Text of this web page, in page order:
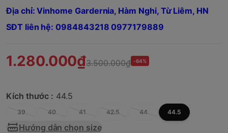
Địa chỉ: Vinhome Gardernia, Hàm Nghi, Từ Liêm, HN
SĐT liên hệ: 0984843218 0977179889
1.280.000₫3.500.000₫ -64%
Kích thước : 44.5
39 40 41 42.5 44 44.5
Hướng dẫn chọn size